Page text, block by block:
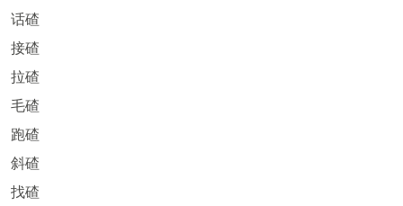
话碴
接碴
拉碴
毛碴
跑碴
斜碴
找碴